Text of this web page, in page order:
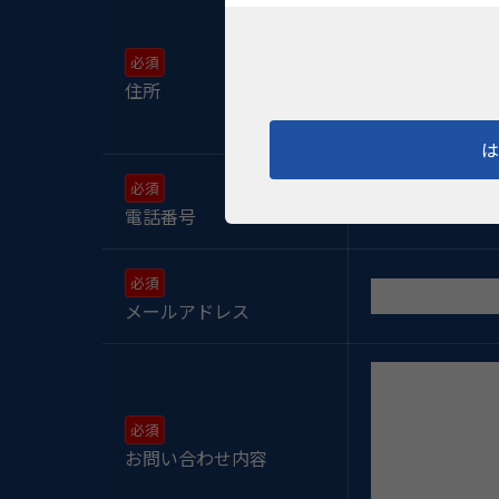
住所
住所
電話番号
メールアドレス
お問い合わせ内容